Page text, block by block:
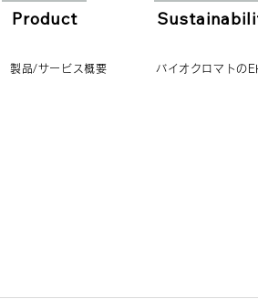
Product
製品/サービス概要 バイオクロマトの